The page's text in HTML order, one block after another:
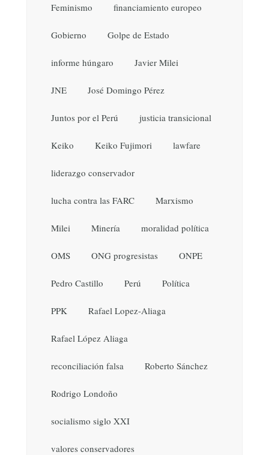
Feminismo financiamiento europeo
Gobierno Golpe de Estado
informe húngaro Javier Milei
JNE José Domingo Pérez
Juntos por el Perú justicia transicional
Keiko Keiko Fujimori lawfare
liderazgo conservador
lucha contra las FARC Marxismo
Milei Minería moralidad política
OMS ONG progresistas ONPE
Pedro Castillo Perú Política
PPK Rafael Lopez-Aliaga
Rafael López Aliaga
reconciliación falsa Roberto Sánchez
Rodrigo Londoño
socialismo siglo XXI
valores conservadores